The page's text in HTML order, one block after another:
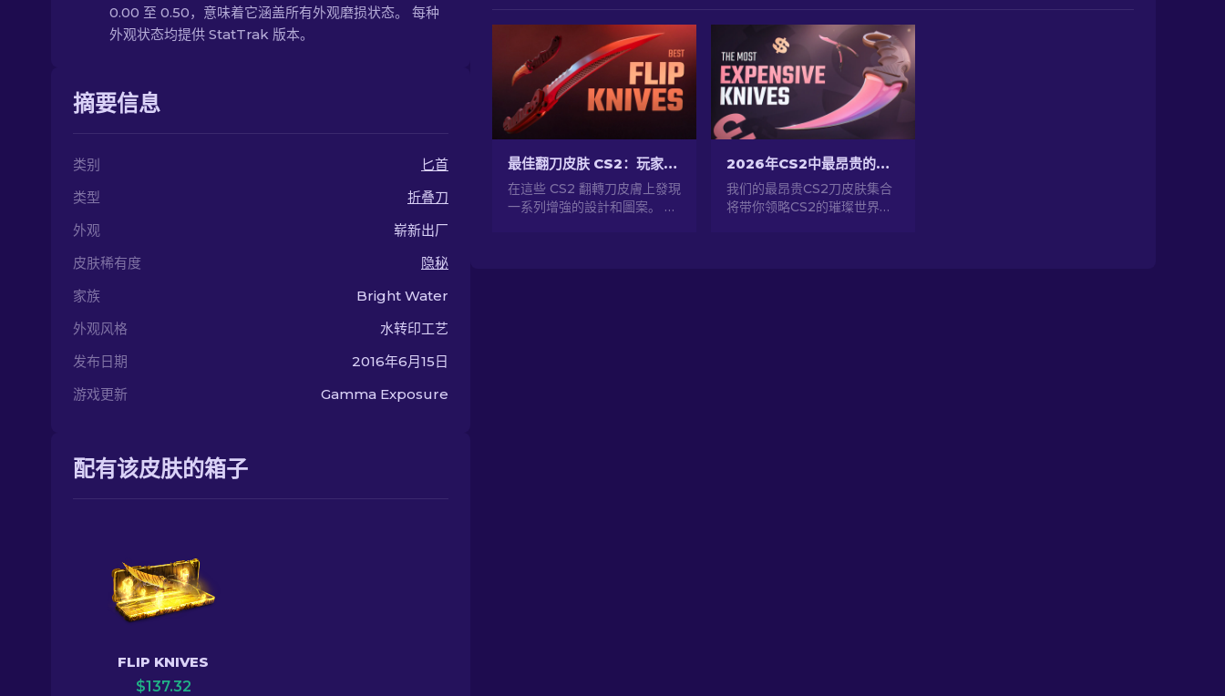
0.00 至 0.50，意味着它涵盖所有外观磨损状态。 每种
外观状态均提供 StatTrak 版本。
摘要信息
类别
匕首
类型
折叠刀
外观
崭新出厂
皮肤稀有度
隐秘
家族
Bright Water
外观风格
水转印工艺
发布日期
2016年6月15日
游戏更新
Gamma Exposure
配有该皮肤的箱子
FLIP KNIVES
$137.32
最佳翻刀皮肤 CS2：玩家选择 [2026]
在這些 CS2 翻轉刀皮膚上發現
一系列增強的設計和圖案。 了
2026年CS2中最昂贵的刀具！
我们的最昂贵CS2刀皮肤集合
将带你领略CS2的璀璨世界！